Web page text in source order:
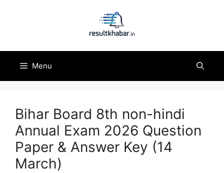
Menu
Bihar Board 8th non-hindi
Annual Exam 2026 Question
Paper & Answer Key (14
March)